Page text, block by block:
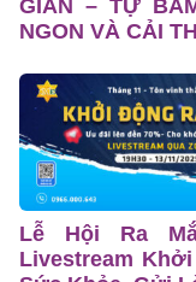
GIÃN – TỰ
NGON VÀ CẢI
Lễ Hội Ra
Livestream